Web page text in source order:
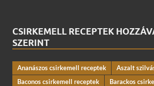
CSIRKEMELL RECEPTEK
SZERINT
Ananászos csirkemell receptek
Aszalt
Baconos csirkemell receptek
Barackos